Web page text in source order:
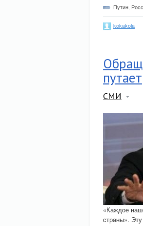
Путин
kokakola
путает
СМИ
«Каждое
страны».